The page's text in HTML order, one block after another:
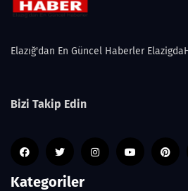
Elazığ'dan En Güncel Haberler
Bizi Takip Edin
Kategoriler